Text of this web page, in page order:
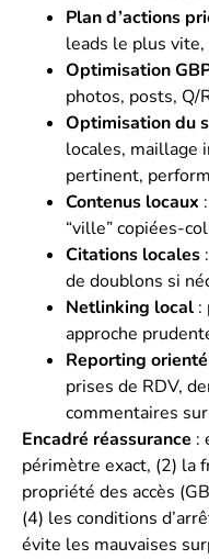
Plan d’actions
leads le plus
Optimisation
photos, posts, Q/
Optimisation du
locales, maillage
pertinent,
Contenus locaux
“ville” copiées-
Citations locales
de doublons si
Netlinking local :
approche
Reporting
prises de RDV,
commentaires
Encadré réassurance :
périmètre exact, (2) la
propriété des accès
(4) les conditions
évite les mauvaises